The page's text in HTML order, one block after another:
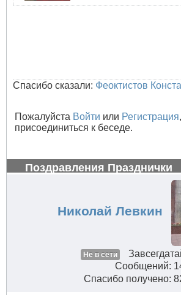
Спасибо сказали: Феоктистов
Пожалуйста Войти или Регистрация
присоединиться к беседе.
Поздравления Празднички
Николай Левкин
Не в сети
Сообщений:
Спасибо получено: